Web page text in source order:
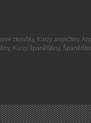
zkoušky, Kurzy angličtiny,
, Kurzy španělštiny,